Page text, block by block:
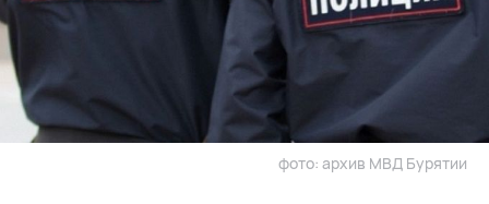
фото: архив МВД Бурятии